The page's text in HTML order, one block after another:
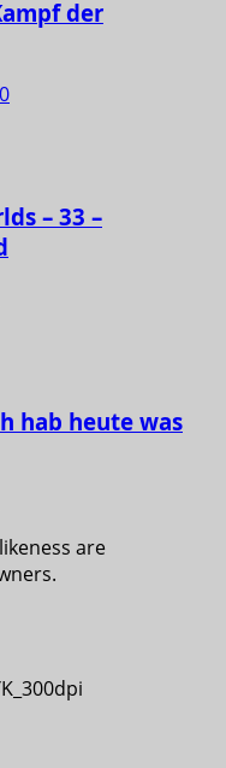
der
0
– 33 –
hab heute was
are